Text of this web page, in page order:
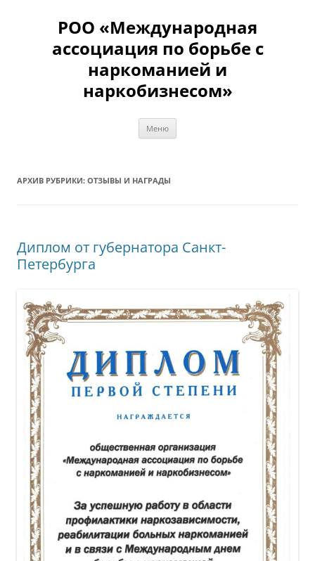
содержимомуРОО «Международная
ассоциация по борьбе с
наркоманией и
наркобизнесом»
Меню
АРХИВ РУБРИКИ: ОТЗЫВЫ И НАГРАДЫ
Диплом от губернатора Санкт-
Петербурга